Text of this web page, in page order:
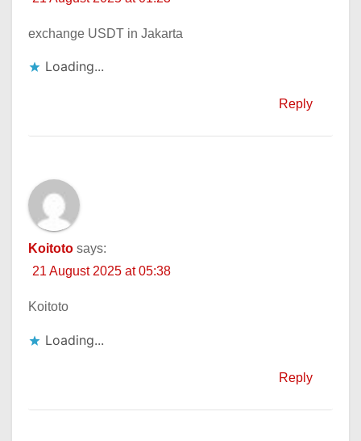
exchange USDT in Jakarta
Loading...
Reply
Koitoto says:
21 August 2025 at 05:38
Koitoto
Loading...
Reply